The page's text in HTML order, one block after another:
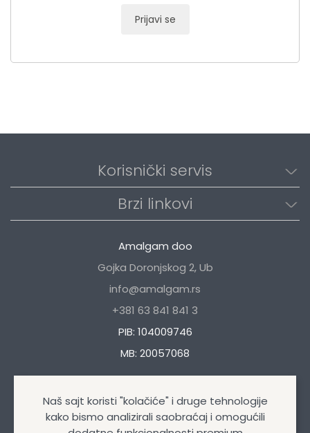
Prijavi se
Korisnički servis
Brzi linkovi
Amalgam doo
Gojka Doronjskog 2, Ub
info@amalgam.rs
+381 63 841 841 3
PIB: 104009746
MB: 20057068
Naš sajt koristi "kolačiće" i druge tehnologije
kako bismo analizirali saobraćaj i omogućili